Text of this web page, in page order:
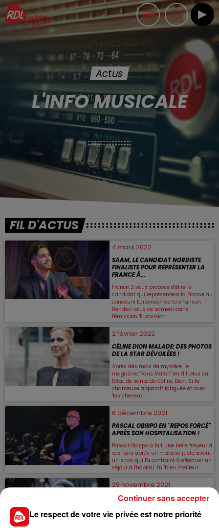
Actus
L'INFO MUSICALE
FIL D'ACTUS
4 mars 2022
SAAM, LE CANDIDAT NORDISTE
FINALISTE POUR REPRÉSENTER LA
FRANCE À...
France 2 vous propose d'élire le
candidat qui représentera la France au
concours Eurovision de la chanson.
Rendez-vous ce samedi dans
l'émission "Eurovision...
2 février 2022
CÉLINE DION MALADE: DES PHOTOS
DE LA STAR DÉVOILÉES !
Après des mois de mystère, le
magazine "Paris Match" en dit plus sur
l'état de santé de Céline Dion. Si la
chanteuse apparaît fatiguée et avec
"les cheveux...
6 décembre 2021
PASCAL OBISPO EN "REPOS FORCÉ"
APRÈS SON HOSPITALISATION !
Pascal Obispo a fait une belle frayeur à
ses fans après un malaise juste avant
un show qui l'a contraint à effectuer un
séjour à l'hôpital. En "bien meilleur...
29 novembre 2021
FRANÇOISE HARDY : "SES JOURS NE
SONT PLUS EN DANGER" SELON SON
FILS...
Le respect de votre vie privée est notre priorité
Continuer sans accepter